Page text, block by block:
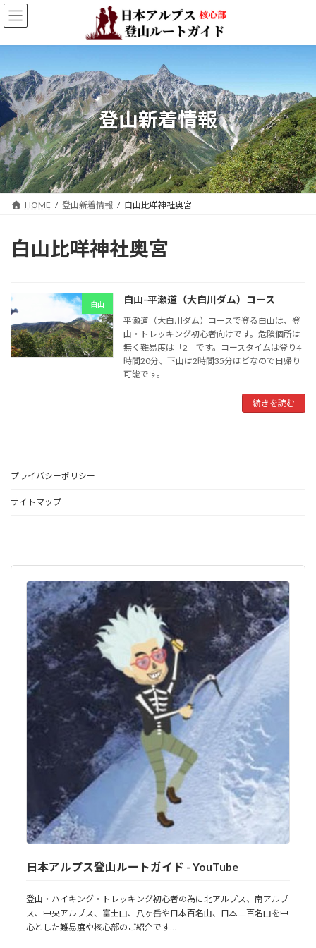
コ
ン
ン
へ
ス
キ
ッ
プ
ナ
ビ
ー
ョ
ン
に
移
動
登山新着情報
HOME 登山新着情報 白山比咩神社奥宮
白山比咩神社奥宮
白山 白山-平瀬道（大白川ダム）コース
平瀬道（大白川ダム）コースで登る白山は、登
山・トレッキング初心者向けです。危険個所は
無く難易度は「2」です。コースタイムは登り4
時間20分、下山は2時間35分ほどなので日帰り
可能です。
続きを読む
プライバシーポリシー
サイトマップ
日本アルプス登山ルートガイド - YouTube
登山・ハイキング・トレッキング初心者の為に北アルプス、南アルプ
ス、中央アルプス、富士山、八ヶ岳や日本百名山、日本二百名山を中
心とした難易度や核心部のご紹介です…